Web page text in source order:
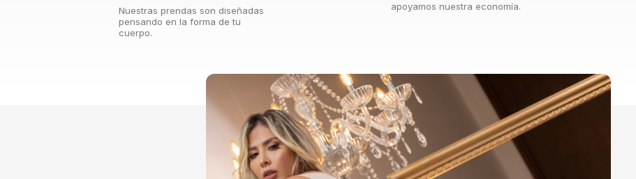
Nuestras prendas son diseñadas
pensando en la forma de tu
cuerpo.
apoyamos nuestra economía.